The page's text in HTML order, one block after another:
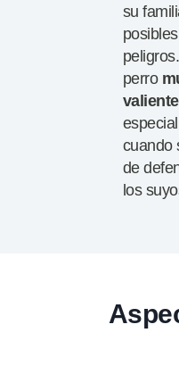
su
posibles
perro
valiente
cuando
de
los